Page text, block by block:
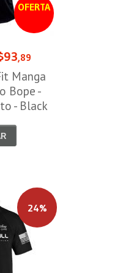
OFERTA
,89
Manga
Bope -
- Black
24%